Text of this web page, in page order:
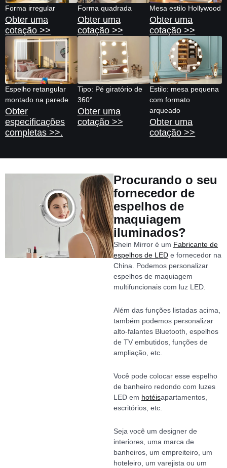
Forma irregular
Obter uma
cotação >>
Forma quadrada
Obter uma
cotação >>
Mesa estilo Hollywood
Obter uma
cotação >>
Espelho retangular
montado na parede
Obter
especificações
completas >>.
Tipo: Pé giratório de
360°
Obter uma
cotação >>
Estilo: mesa pequena
com formato
arqueado
Obter uma
cotação >>
Procurando o seu
fornecedor de
espelhos de
maquiagem
iluminados?
Shein Mirror é um Fabricante de
espelhos de LED e fornecedor na
China. Podemos personalizar
espelhos de maquiagem
multifuncionais com luz LED.
Além das funções listadas acima,
também podemos personalizar
alto-falantes Bluetooth, espelhos
de TV embutidos, funções de
ampliação, etc.
Você pode colocar esse espelho
de banheiro redondo com luzes
LED em hotéisapartamentos,
escritórios, etc.
Seja você um designer de
interiores, uma marca de
banheiros, um empreiteiro, um
hoteleiro, um varejista ou um